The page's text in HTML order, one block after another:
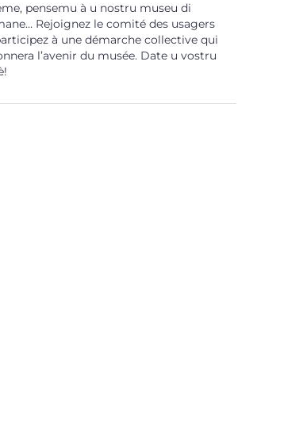
pensemu à u nostru museu di
Rejoignez le comité des usagers
à une démarche collective qui
l’avenir du musée. Date u vostru